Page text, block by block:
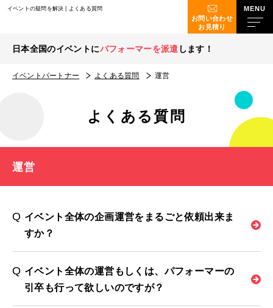
イベントの疑問を解決 | よくある質問
お問い合わせ
お見積り
日本全国のイベントにパフォーマーを派遣 します！
イベントパートナー よくある質問 運営
よくある質問
運営
イベント全体の企画運営をまるごと依頼出来ま
すか？
イベント全体の運営もしくは、パフォーマーの
引卒も行って欲しいのですが？